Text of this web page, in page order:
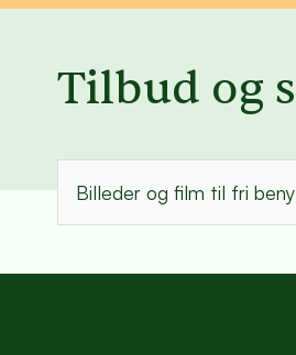
Tilbud og
Billeder og film til fri